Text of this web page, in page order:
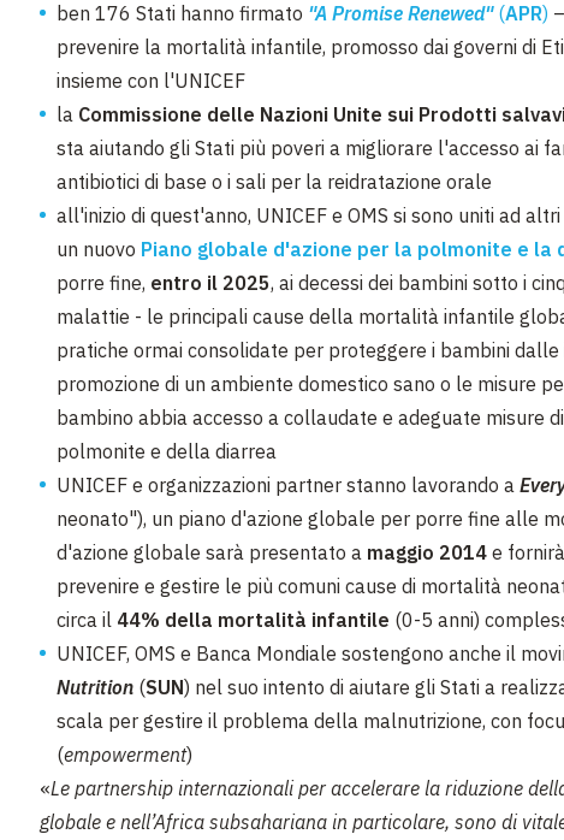
ben 176 Stati hanno firmato "A Promise Renewed" (APR)
prevenire la mortalità infantile, promosso dai governi di
insieme con l'UNICEF
la Commissione delle Nazioni Unite sui Prodotti
sta aiutando gli Stati più poveri a migliorare l'accesso ai
antibiotici di base o i sali per la reidratazione orale
all'inizio di quest'anno, UNICEF e OMS si sono uniti ad
un nuovo Piano globale d'azione per la polmonite e la
porre fine, entro il 2025, ai decessi dei bambini sotto i
malattie - le principali cause della mortalità infantile
pratiche ormai consolidate per proteggere i bambini dalle
promozione di un ambiente domestico sano o le misure
bambino abbia accesso a collaudate e adeguate misure
polmonite e della diarrea
UNICEF e organizzazioni partner stanno lavorando a
neonato"), un piano d'azione globale per porre fine alle
d'azione globale sarà presentato a maggio 2014 e
prevenire e gestire le più comuni cause di mortalità
circa il 44% della mortalità infantile (0-5 anni)
UNICEF, OMS e Banca Mondiale sostengono anche il
Nutrition (SUN) nel suo intento di aiutare gli Stati a
scala per gestire il problema della malnutrizione, con
(empowerment)
«Le partnership internazionali per accelerare la riduzione
globale e nell’Africa subsahariana in particolare, sono di